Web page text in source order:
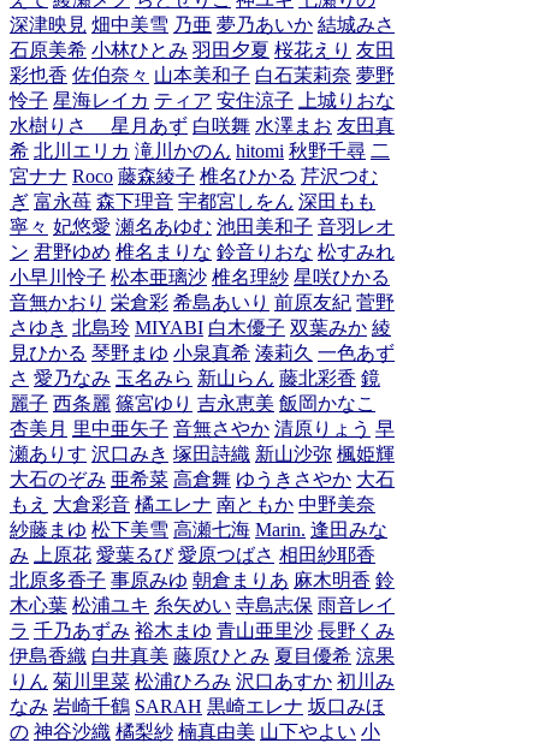
深津映見 畑中美雪 乃亜 夢乃あいか 結城みさ
石原美希 小林ひとみ 羽田夕夏 桜花えり 友田
彩也香 佐伯奈々 山本美和子 白石茉莉奈 夢野
怜子 星海レイカ ティア 安住涼子
上城りおな
水樹りさ 星月あず 白咲舞 水澤まお 友田真
希 北川エリカ 滝川かのん hitomi 秋野千尋 二
宮ナナ Roco 藤森綾子 椎名ひかる 芹沢つむ
ぎ 富永苺 森下理音 宇都宮しをん 深田もも
寧々 妃悠愛 瀬名あゆむ 池田美和子 音羽レオ
ン 君野ゆめ 椎名まりな 鈴音りおな 松すみれ
小早川怜子 松本亜璃沙 椎名理紗 星咲ひかる
音無かおり 栄倉彩 希島あいり 前原友紀 菅野
さゆき 北島玲 MIYABI 白木優子 双葉みか 綾
見ひかる 琴野まゆ 小泉真希 湊莉久 一色あず
さ 愛乃なみ 玉名みら 新山らん 藤北彩香 鏡
麗子 西条麗 篠宮ゆり 吉永恵美 飯岡かなこ
杏美月 里中亜矢子 音無さやか 清原りょう 早
瀬ありす 沢口みき 塚田詩織 新山沙弥 楓姫輝
大石のぞみ 亜希菜 高倉舞 ゆうきさやか 大石
もえ 大倉彩音 橘エレナ 南ともか 中野美奈
紗藤まゆ 松下美雪 高瀬七海 Marin. 逢田みな
み
上原花 愛葉るび 愛原つばさ 相田紗耶香
北原多香子 事原みゆ 朝倉まりあ 麻木明香 鈴
木心葉 松浦ユキ 糸矢めい 寺島志保 雨音レイ
ラ 千乃あずみ 裕木まゆ 青山亜里沙 長野くみ
伊島香織 白井真美 藤原ひとみ 夏目優希 涼果
りん 菊川里菜 松浦ひろみ 沢口あすか 初川み
なみ 岩崎千鶴 SARAH 黒崎エレナ 坂口みほ
の 神谷沙織 橘梨紗 楠真由美 山下やよい 小